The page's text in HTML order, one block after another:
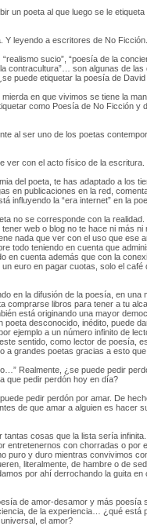
un poeta al que luego se le etiqueta
Y leyendo a escritores de No Ficción.
sucio”, “poesía de la
contracultura”… son algunas de las
puede etiquetar la poesía de
en que vivimos se tiene la
como Poesía de No Ficción y
al ser uno de los poetas
ver con el acto físico de la escritura.
del poeta, te has adaptado a los
en publicaciones en la red,
influyendo la “era internet” en la
no se corresponde con la realidad.
web o blog no te hace ni más ni
nada que ver con el uso que ese
todo teniendo en cuenta que
en cuenta además que con la
euro en pagar cuotas, solo el café
en la difusión de la poesía, en una
comprarse libros para tener a tu
está originando una mayor
poeta desconocido, inédito, puede
ejemplo a un número infinito de
sentido, como lector de poesía,
a grandes poetas gracias a esto que
Realmente, ¿se puede pedir
que pedir perdón hoy en día?
pedir perdón por amar. De
de que amar a alguien es hacer
tantas cosas que la lista sería
entretenernos con chorradas o por
puro y duro mientras convivimos
literalmente, de hambre o de
por ahí derrochando la guita en
de amor-desamor y más poesía
de la experiencia… ¿qué está
el amor?